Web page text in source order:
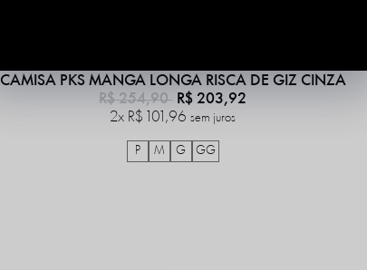
CAMISA PKS MANGA LONGA RISCA DE GIZ CINZA
R$ 254,90 R$ 203,92
2x R$ 101,96sem juros
P M G GG